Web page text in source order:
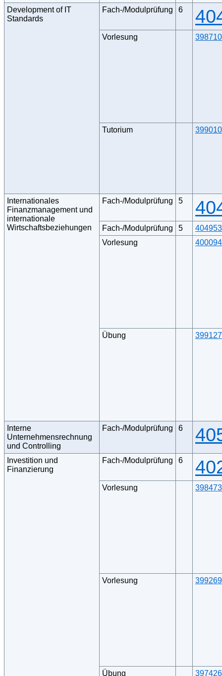
Development of IT
Standards
Fach-/Modulprüfung 6
Vorlesung 398710
Tutorium 399010
Internationales
Finanzmanagement und
internationale
Wirtschaftsbeziehungen
Fach-/Modulprüfung 5
Fach-/Modulprüfung 5
404953
Vorlesung
400094
Übung 399127
Interne
Unternehmensrechnung
und Controlling
Fach-/Modulprüfung 6
Investition und
Finanzierung
Fach-/Modulprüfung 6
Vorlesung 398473
Vorlesung 399269
Übung 397426